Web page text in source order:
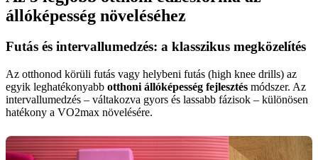
állóképesség növeléséhez
Futás és intervallumedzés: a klasszikus megközelítés
Az otthonod körüli futás vagy helybeni futás (high knee drills) az
egyik leghatékonyabb otthoni állóképesség fejlesztés módszer. Az
intervallumedzés – váltakozva gyors és lassabb fázisok – különösen
hatékony a VO2max növelésére.